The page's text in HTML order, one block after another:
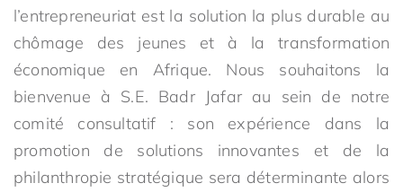
l’entrepreneuriat est la solution la plus durable au
chômage des jeunes et à la transformation
économique en Afrique. Nous souhaitons la
bienvenue à S.E. Badr Jafar au sein de notre
comité consultatif : son expérience dans la
promotion de solutions innovantes et de la
philanthropie stratégique sera déterminante alors